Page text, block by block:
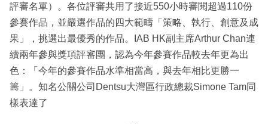
評審名單）。各位評審共用了接近550小時審閱超過110份
參賽作品，並嚴選作品的四大範疇「策略、執行、創意及成
果」，挑選出最優秀的作品。IAB HK副主席Arthur Chan連
續兩年參與獎項評審團，認為今年參賽作品較去年更為出
色：「今年的參賽作品水準相當高，與去年相比更勝一
籌」。知名公關公司Dentsu大灣區行政總裁Simone Tam同
樣表達了